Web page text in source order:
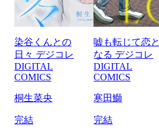
染谷くんとの
日々 デジコレ
DIGITAL
COMICS
桐生菜央
完結
嘘も転じて恋と
なる デジコレ
DIGITAL
COMICS
寒田鰤
完結